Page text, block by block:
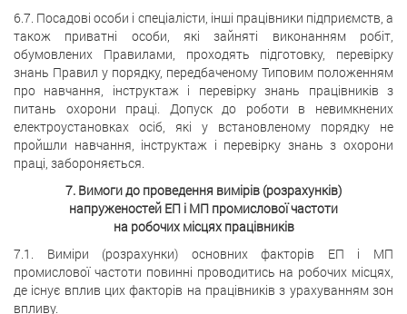
6.7. Посадові особи і спеціалісти, інші працівники підприємств, а
також приватні особи, які зайняті виконанням робіт,
обумовлених Правилами, проходять підготовку, перевірку
знань Правил у порядку, передбаченому Типовим положенням
про навчання, інструктаж і перевірку знань працівників з
питань охорони праці. Допуск до роботи в невимкнених
електроустановках осіб, які у встановленому порядку не
пройшли навчання, інструктаж і перевірку знань з охорони
праці, забороняється.
7. Вимоги до проведення вимірів (розрахунків)
напруженостей ЕП і МП промислової частоти
на робочих місцях працівників
7.1. Виміри (розрахунки) основних факторів ЕП і МП
промислової частоти повинні проводитись на робочих місцях,
де існує вплив цих факторів на працівників з урахуванням зон
впливу.